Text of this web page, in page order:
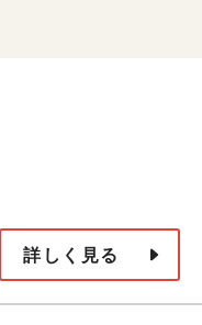
詳しく見る